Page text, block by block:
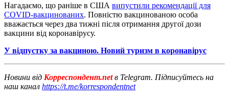
Нагадаємо, що раніше в США випустили рекомендації для
COVID-вакцинованих. Повністю вакцинованою особа
вважається через два тижні після отримання другої дози
вакцини від коронавірусу.
У відпустку за вакциною. Новий туризм в коронавірус
Новини від Корреспондент.netв Telegram. Підписуйтесь на
наш канал https://t.me/korrespondentnet